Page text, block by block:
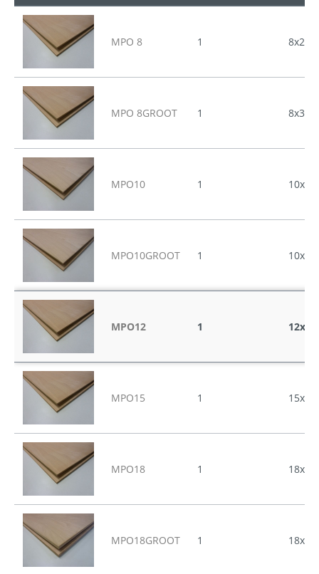
MPO 8 1
MPO 8GROOT 1
MPO10 1
MPO10GROOT 1
MPO12 1
MPO15 1
MPO18 1
MPO18GROOT 1